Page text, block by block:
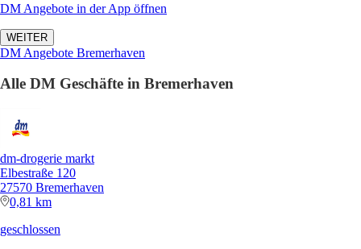
DM Angebote in der App öffnen
WEITER
DM Angebote Bremerhaven
Alle DM Geschäfte in Bremerhaven
dm-drogerie markt
Elbestraße 120
27570 Bremerhaven
0,81 km
geschlossen